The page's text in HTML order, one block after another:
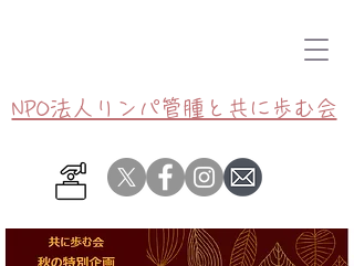
NPO法人リンパ管腫と共に歩む会